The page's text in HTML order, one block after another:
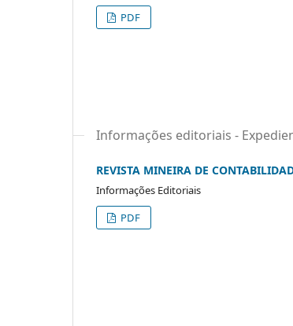
PDF
Informações editoriais -
REVISTA MINEIRA DE
Informações Editoriais
PDF